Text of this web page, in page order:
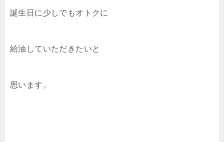
誕生日に少しでもオトクに
給油していただきたいと
思います。